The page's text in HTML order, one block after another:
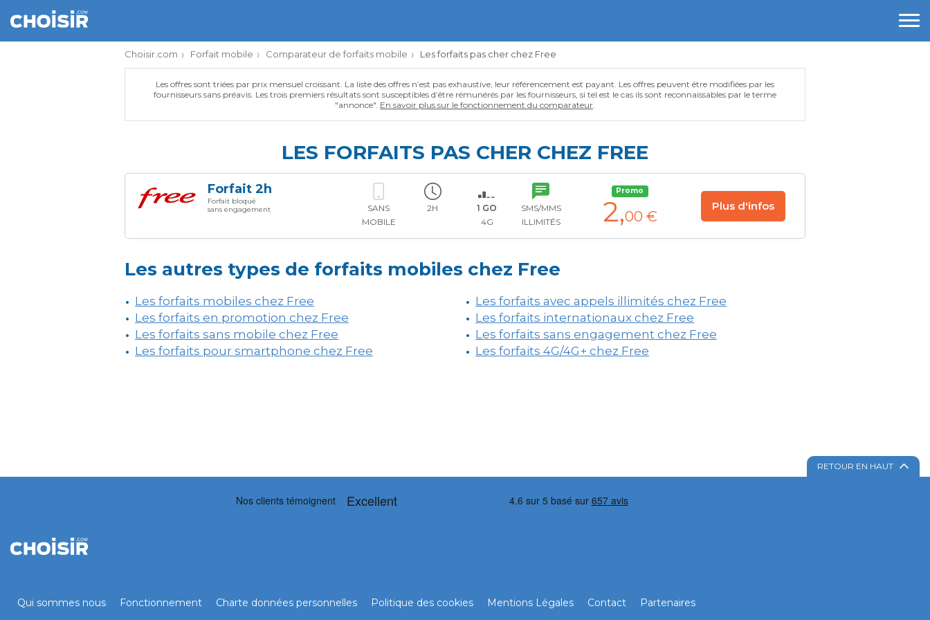
Choisir.com Forfait mobile Comparateur de forfaits mobile Les forfaits pas cher chez Free
Les offres sont triées par prix mensuel croissant. La liste des offres n’est pas exhaustive, leur référencement est payant. Les offres peuvent être modifiées par les
fournisseurs sans préavis. Les trois premiers résultats sont susceptibles d’être rémunérés par les fournisseurs, si tel est le cas ils sont reconnaissables par le terme
"annonce". En savoir plus sur le fonctionnement du comparateur.
LES FORFAITS PAS CHER CHEZ FREE
Forfait 2h
Forfait bloqué
sans engagement
Promo
2,00 €
SANS
MOBILE
2H
1 GO
4G
SMS/MMS
ILLIMITÉS
Plus d'infos
Les autres types de forfaits mobiles chez Free
Les forfaits mobiles chez Free
Les forfaits avec appels illimités chez Free
Les forfaits en promotion chez Free
Les forfaits internationaux chez Free
Les forfaits sans mobile chez Free
Les forfaits sans engagement chez Free
Les forfaits pour smartphone chez Free
Les forfaits 4G/4G+ chez Free
RETOUR EN HAUT
Qui sommes nous Fonctionnement Charte données personnelles Politique des cookies Mentions Légales Contact Partenaires